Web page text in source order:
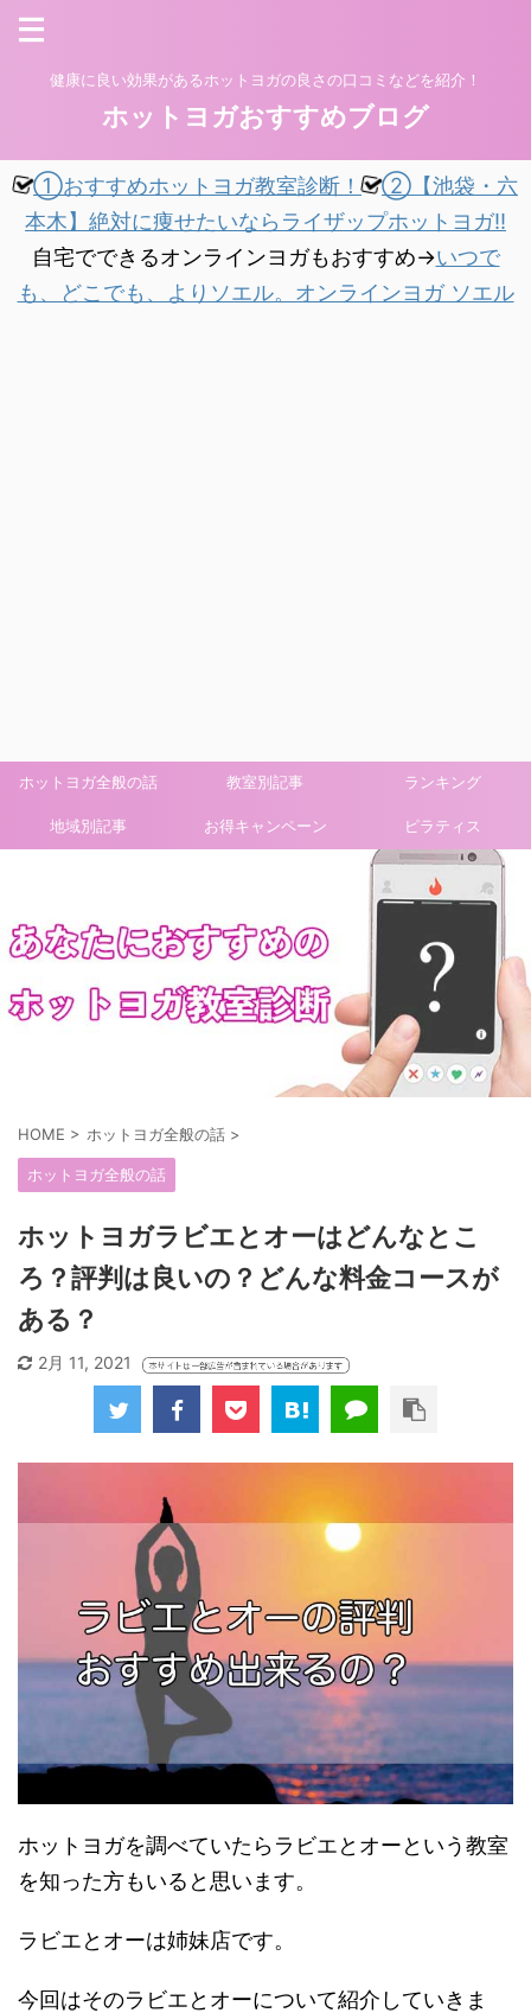
健康に良い効果があるホットヨガの良さの口コミなどを紹介！
ホットヨガおすすめブログ
①おすすめホットヨガ教室診断！
②【池袋・六
本木】絶対に痩せたいならライザップホットヨガ!!
自宅でできるオンラインヨガもおすすめ→いつで
も、どこでも、よりソエル。オンラインヨガ ソエル
ホットヨガ全般の話 教室別記事 ランキング
地域別記事 お得キャンペーン ピラティス
HOME > ホットヨガ全般の話 >
ホットヨガ全般の話
ホットヨガラビエとオーはどんなとこ
ろ？評判は良いの？どんな料金コースが
ある？
2月 11, 2021
ホットヨガを調べていたらラビエとオーという教室
を知った方もいると思います。
ラビエとオーは姉妹店です。
今回はそのラビエとオーについて紹介していきま